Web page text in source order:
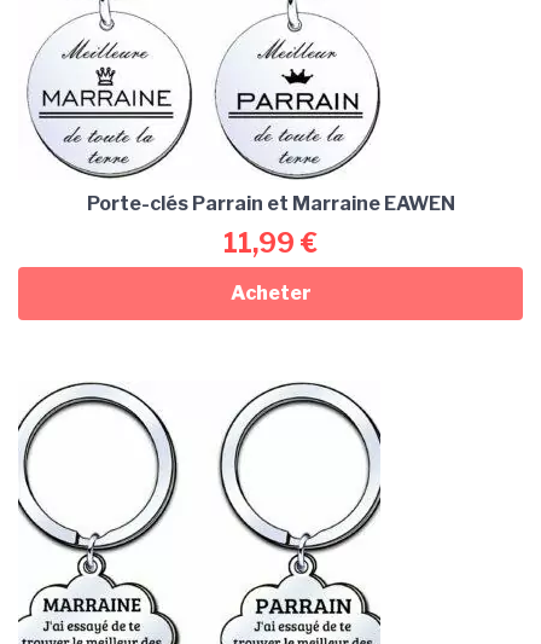
Porte-clés Parrain et Marraine EAWEN
11,99 €
Acheter